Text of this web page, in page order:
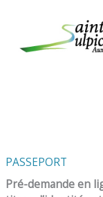
PASSEPORT
Pré-demande en